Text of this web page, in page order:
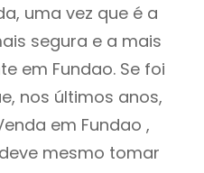
uma vez que é a
segura e a mais
em Fundao. Se foi
nos últimos anos,
em Fundao ,
mesmo tomar